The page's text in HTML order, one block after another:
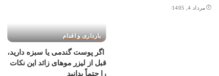
مرداد 4, 1405
بارداری و اقدام
اگر پوست گندمی یا سبزه دارید،
قبل از لیزر موهای زائد این نکات
را حتماً بدانید